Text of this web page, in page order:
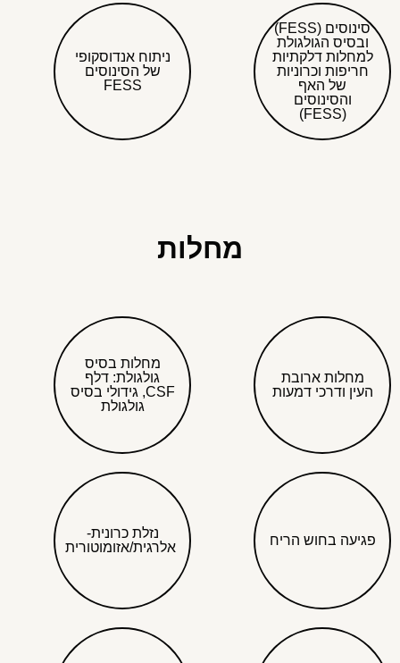
סינוסים (FESS)
ובסיס הגולגולת
למחלות דלקתיות
חריפות וכרוניות
של האף
והסינוסים
(FESS)
ניתוח אנדוסקופי
של הסינוסים
FESS
מחלות
מחלות ארובת
העין ודרכי דמעות
מחלות בסיס
גולגולת: דלף
CSF, גידולי בסיס
גולגולת
פגיעה בחוש הריח
נזלת כרונית-
אלרגית/אזומוטורית